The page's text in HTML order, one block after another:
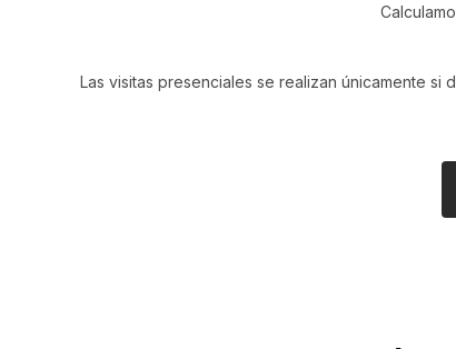
Las visitas presenciales se realizan únicamente